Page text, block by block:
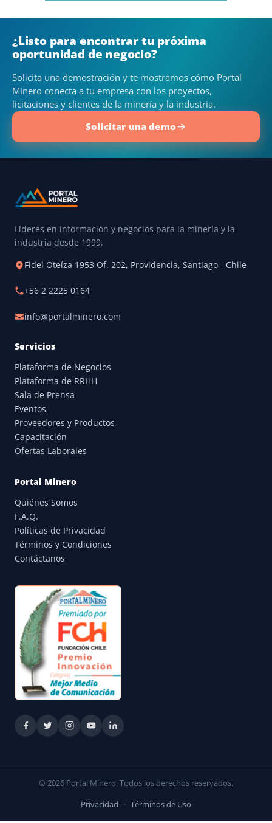
¿Listo para encontrar tu próxima
oportunidad de negocio?
Solicita una demostración y te mostramos cómo Portal
Minero conecta a tu empresa con los proyectos,
licitaciones y clientes de la minería y la industria.
Solicitar una demo
Líderes en información y negocios para la minería y la
industria desde 1999.
Fidel Oteíza 1953 Of. 202, Providencia, Santiago - Chile
+56 2 2225 0164
info@portalminero.com
Servicios
Plataforma de Negocios
Plataforma de RRHH
Sala de Prensa
Eventos
Proveedores y Productos
Capacitación
Ofertas Laborales
Portal Minero
Quiénes Somos
F.A.Q.
Políticas de Privacidad
Términos y Condiciones
Contáctanos
© 2026 Portal Minero. Todos los derechos reservados.
Privacidad · Términos de Uso